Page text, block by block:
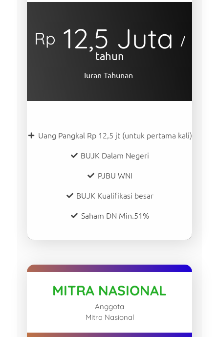
Rp 12,5 Juta
/
tahun
Iuran Tahunan
Uang Pangkal Rp 12,5 jt (untuk pertama kali)
BUJK Dalam Negeri
PJBU WNI
BUJK Kualifikasi besar
Saham DN Min.51%
MITRA NASIONAL
Anggota
Mitra Nasional